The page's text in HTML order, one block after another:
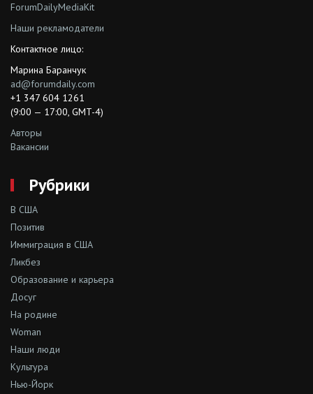
ForumDailyMediaKit
Наши рекламодатели
Контактное лицо:
Марина Баранчук
ad@forumdaily.com
+1 347 604 1261
(9:00 — 17:00, GMT-4)
Авторы
Вакансии
Рубрики
В США
Позитив
Иммиграция в США
Ликбез
Образование и карьера
Досуг
На родине
Woman
Наши люди
Культура
Нью-Йорк